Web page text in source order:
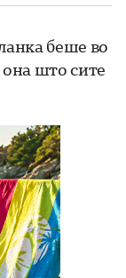
беше во
што сите